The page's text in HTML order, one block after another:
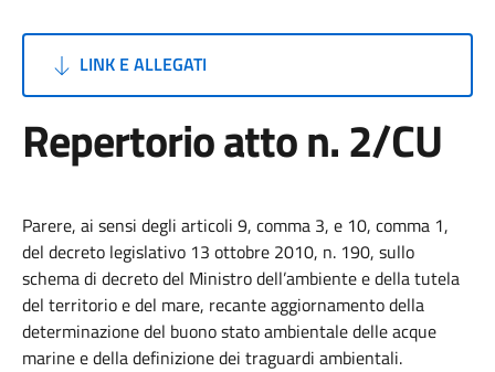
LINK E ALLEGATI
Repertorio atto n. 2/CU
Parere, ai sensi degli articoli 9, comma 3, e 10, comma 1,
del decreto legislativo 13 ottobre 2010, n. 190, sullo
schema di decreto del Ministro dell’ambiente e della tutela
del territorio e del mare, recante aggiornamento della
determinazione del buono stato ambientale delle acque
marine e della definizione dei traguardi ambientali.